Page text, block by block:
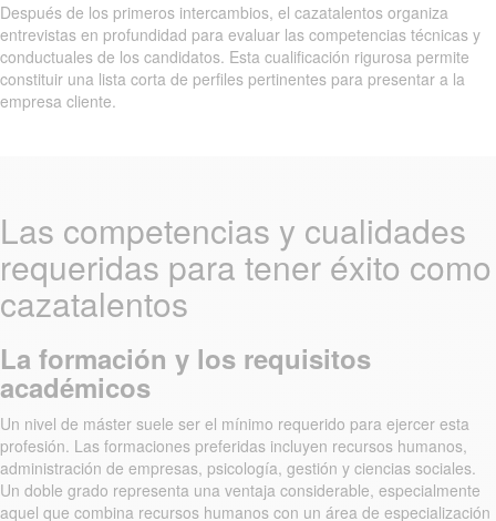
Después de los primeros intercambios, el cazatalentos organiza
entrevistas en profundidad para evaluar las competencias técnicas y
conductuales de los candidatos. Esta cualificación rigurosa permite
constituir una lista corta de perfiles pertinentes para presentar a la
empresa cliente.
Las competencias y cualidades
requeridas para tener éxito como
cazatalentos
La formación y los requisitos
académicos
Un nivel de máster suele ser el mínimo requerido para ejercer esta
profesión. Las formaciones preferidas incluyen recursos humanos,
administración de empresas, psicología, gestión y ciencias sociales.
Un doble grado representa una ventaja considerable, especialmente
aquel que combina recursos humanos con un área de especialización